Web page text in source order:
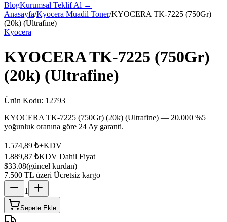
BlogKurumsal Teklif Al →
Anasayfa/Kyocera Muadil Toner/KYOCERA TK-7225 (750Gr)
(20k) (Ultrafine)
Kyocera
KYOCERA TK-7225 (750Gr)
(20k) (Ultrafine)
Ürün Kodu: 12793
KYOCERA TK-7225 (750Gr) (20k) (Ultrafine) — 20.000 %5
yoğunluk oranına göre 24 Ay garanti.
1.574,89 ₺+KDV
1.889,87 ₺KDV Dahil Fiyat
$33.08(güncel kurdan)
7.500 TL üzeri Ücretsiz kargo
1
Sepete Ekle